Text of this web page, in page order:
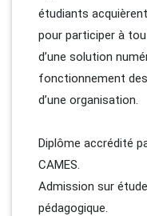
étudiants
pour participer à
d’une solution
fonctionnement
d’une organisation.
Diplôme accrédité
CAMES.
Admission sur
pédagogique.